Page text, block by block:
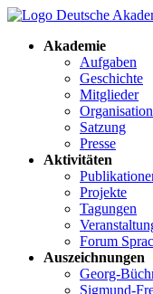
Akademie
Aufgaben
Geschichte
Mitglieder
Organisation
Satzung
Presse
Aktivitäten
Projekte
Tagungen
Forum
Auszeichnungen
Georg-
Sigmund-